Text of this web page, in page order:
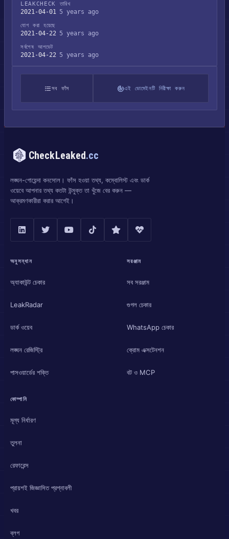
LEAKCHECK তারিখ
2021-04-01 5 years ago
যোগ করা হয়েছে
2021-04-22 5 years ago
সর্বশেষ আপডেট
2021-04-22 5 years ago
সব ফাঁস এই ডোমেইনটি নিরীক্ষা করুন
CheckLeaked.cc
লঙ্ঘন-গোয়েন্দা কনসোল। ফাঁস হওয়া তথ্য, কম্বোলিস্ট এবং ডার্ক
ওয়েবে আপনার তথ্য কতটা উন্মুক্ত তা খুঁজে বের করুন —
আক্রমণকারীরা করার আগেই।
অনুসন্ধান
অ্যাকাউন্ট চেকার
LeakRadar
ডার্ক ওয়েব
লঙ্ঘন রেজিস্ট্রি
পাসওয়ার্ডের শক্তি
সরঞ্জাম
সব সরঞ্জাম
গুগল চেকার
WhatsApp চেকার
ক্রোম এক্সটেনশন
বট ও MCP
কোম্পানি
মূল্য নির্ধারণ
তুলনা
রেফারেন্স
প্রায়শই জিজ্ঞাসিত প্রশ্নাবলী
খবর
ব্লগ